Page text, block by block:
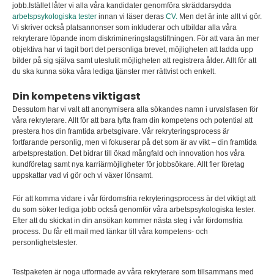
jobb.Istället låter vi alla våra kandidater genomföra skräddarsydda
arbetspsykologiska tester innan vi läser deras CV. Men det är inte allt vi gör.
Vi skriver också platsannonser som inkluderar och utbildar alla våra
rekryterare löpande inom diskrimineringslagstiftningen. För att vara än mer
objektiva har vi tagit bort det personliga brevet, möjligheten att ladda upp
bilder på sig själva samt uteslutit möjligheten att registrera ålder. Allt för att
du ska kunna söka våra lediga tjänster mer rättvist och enkelt.
Din kompetens viktigast
Dessutom har vi valt att anonymisera alla sökandes namn i urvalsfasen för
våra rekryterare. Allt för att bara lyfta fram din kompetens och potential att
prestera hos din framtida arbetsgivare. Vår rekryteringsprocess är
fortfarande personlig, men vi fokuserar på det som är av vikt – din framtida
arbetsprestation. Det bidrar till ökad mångfald och innovation hos våra
kundföretag samt nya karriärmöjligheter för jobbsökare. Allt fler företag
uppskattar vad vi gör och vi växer lönsamt.
För att komma vidare i vår fördomsfria rekryteringsprocess är det viktigt att
du som söker lediga jobb också genomför våra arbetspsykologiska tester.
Efter att du skickat in din ansökan kommer nästa steg i vår fördomsfria
process. Du får ett mail med länkar till våra kompetens- och
personlighetstester.
Testpaketen är noga utformade av våra rekryterare som tillsammans med